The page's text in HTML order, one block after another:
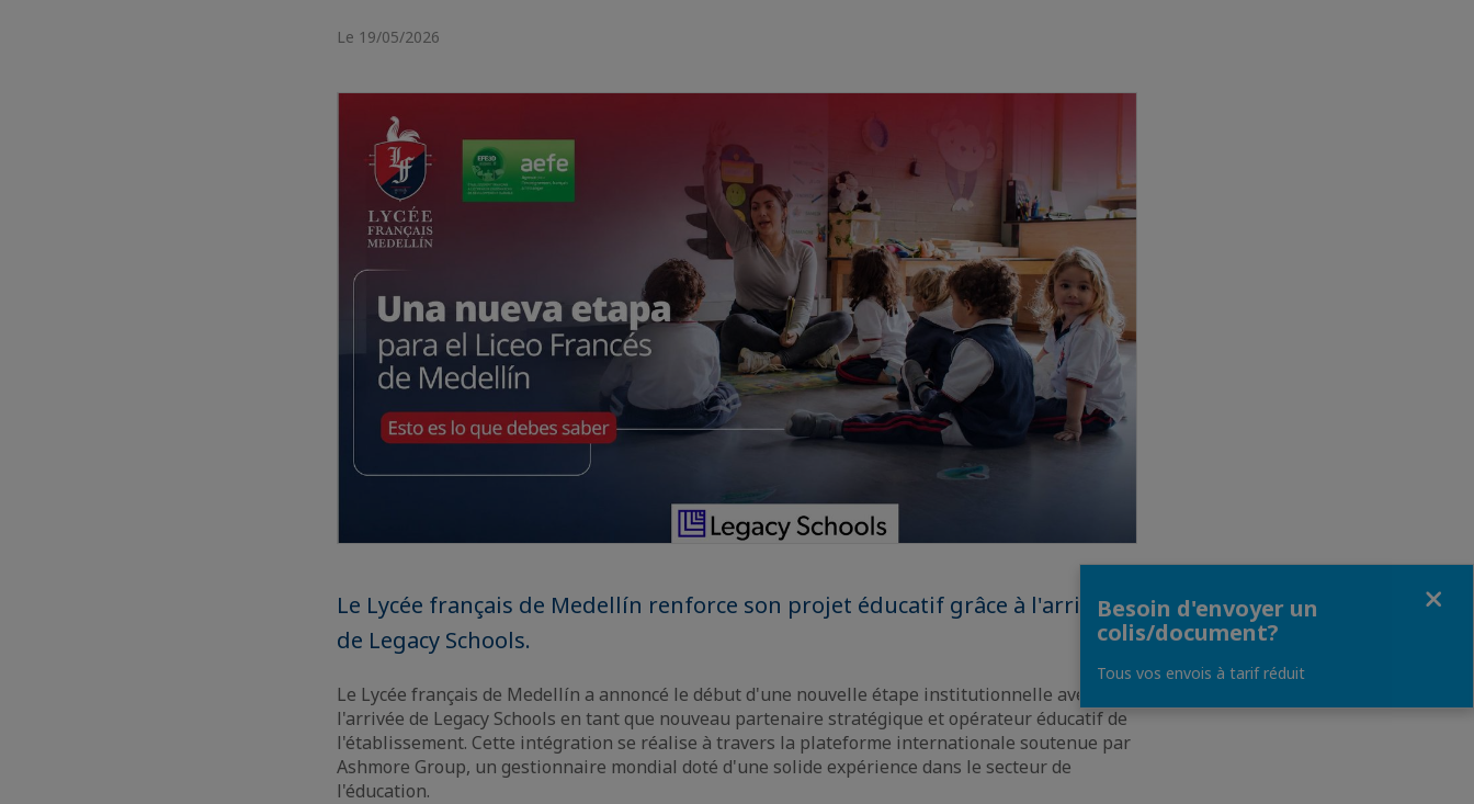
Le 19/05/2026
Le Lycée français de Medellín renforce son projet éducatif grâce à l'arrivée
de Legacy Schools.
Le Lycée français de Medellín a annoncé le début d'une nouvelle étape institutionnelle avec
l'arrivée de Legacy Schools en tant que nouveau partenaire stratégique et opérateur éducatif de
l'établissement. Cette intégration se réalise à travers la plateforme internationale soutenue par
Ashmore Group, un gestionnaire mondial doté d'une solide expérience dans le secteur de
l'éducation.
Besoin d'envoyer un
colis/document?
Tous vos envois à tarif réduit